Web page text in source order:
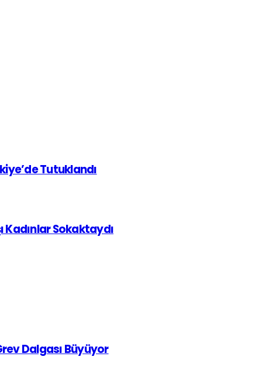
Tutuklandı
Kadınlar Sokaktaydı
Dalgası Büyüyor